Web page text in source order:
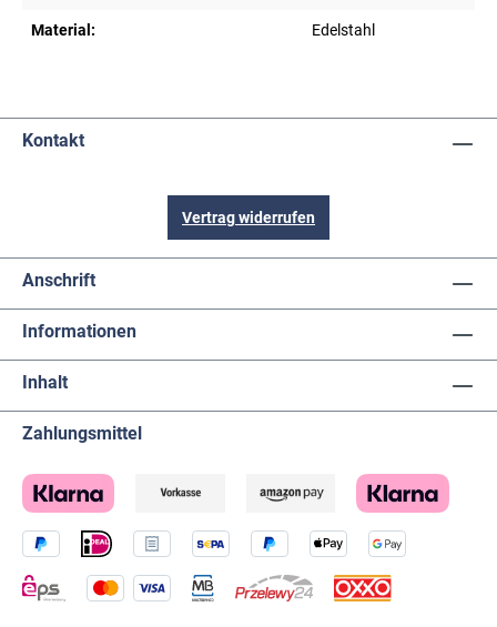
Material: Edelstahl
Kontakt
Vertrag widerrufen
Anschrift
Informationen
Inhalt
Zahlungsmittel